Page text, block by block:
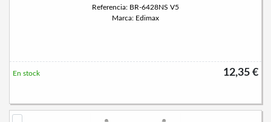
Referencia: BR-6428NS V5
Marca: Edimax
12,35 €
En stock